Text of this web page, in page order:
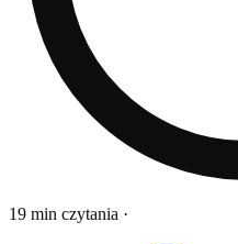
19 min czytania ·